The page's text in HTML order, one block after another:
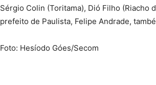
Sérgio Colin (Toritama), Dió Filho (Riacho
prefeito de Paulista, Felipe Andrade,
Foto: Hesíodo Góes/Secom